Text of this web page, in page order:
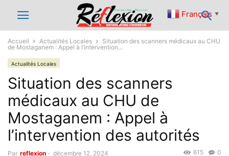
Accueil Actualités Locales
Situation des scanners médicaux au CHU
de Mostaganem : Appel à l’intervention...
Actualités Locales
Situation des scanners
médicaux au CHU de
Mostaganem : Appel à
l’intervention des autorités
Par reflexion - décembre 12, 2024 0
615
Français ▼